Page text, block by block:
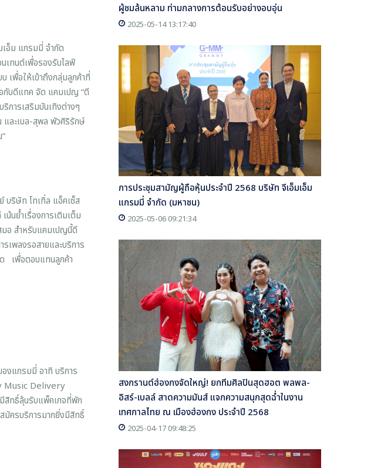
อ็ม แกรมมี่ จำกัด
เทนต์เพื่อรองรับไลฟ์
เพื่อให้เข้าถึงกลุ่มลูกค้าที่
กับดีแทค จัด แคมเปญ “ดี
การเสริมบันเทิงต่างๆ
และเบล-สุพล พัวศิริรักษ์
ริษัท โทเทิ่ล แอ็คเซ็ส
นย้ำเรื่องการเติมเต็ม
มอ สำหรับแคมเปญนี้ดี
เพลงรอสายและบริการ
ชิด เพื่อตอบแทนลูกค้า
งแกรมมี่ อาทิ บริการ
Music Delivery
ทธิ์ลุ้นรับแพ็คเกจที่พัก
ครบริการมากยิ่งมีสิทธิ์
ผู้ชมล้นหลาม ท่ามกลางการต้อนรับอย่างอบอุ่น
2025-05-14 13:17:40
การประชุมสามัญผู้ถือหุ้นประจำปี 2568 บริษัท จีเอ็มเอ็ม
แกรมมี่ จำกัด (มหาชน)
2025-05-06 09:21:34
สงกรานต์ฮ่องกงจัดใหญ่! ยกทีมศิลปินสุดฮอต พลพล-
อิสร์-เบลล์ สาดความมันส์ แจกความสนุกสุดฉ่ำในงาน
เทศกาลไทย ณ เมืองฮ่องกง ประจำปี 2568
2025-04-17 09:48:25